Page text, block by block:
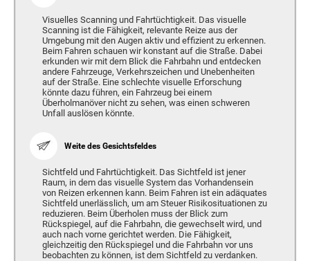
Visuelles Scanning und Fahrtüchtigkeit. Das visuelle
Scanning ist die Fähigkeit, relevante Reize aus der
Umgebung mit den Augen aktiv und effizient zu erkennen.
Beim Fahren schauen wir konstant auf die Straße. Dabei
erkunden wir mit dem Blick die Fahrbahn und entdecken
andere Fahrzeuge, Verkehrszeichen und Unebenheiten
auf der Straße. Eine schlechte visuelle Erforschung
könnte dazu führen, ein Fahrzeug bei einem
Überholmanöver nicht zu sehen, was einen schweren
Unfall auslösen könnte.
Weite des Gesichtsfeldes
Sichtfeld und Fahrtüchtigkeit. Das Sichtfeld ist jener
Raum, in dem das visuelle System das Vorhandensein
von Reizen erkennen kann. Beim Fahren ist ein adäquates
Sichtfeld unerlässlich, um am Steuer Risikosituationen zu
reduzieren. Beim Überholen muss der Blick zum
Rückspiegel, auf die Fahrbahn, die gewechselt wird, und
auch nach vorne gerichtet werden. Die Fähigkeit,
gleichzeitig den Rückspiegel und die Fahrbahn vor uns
beobachten zu können, ist dem Sichtfeld zu verdanken.